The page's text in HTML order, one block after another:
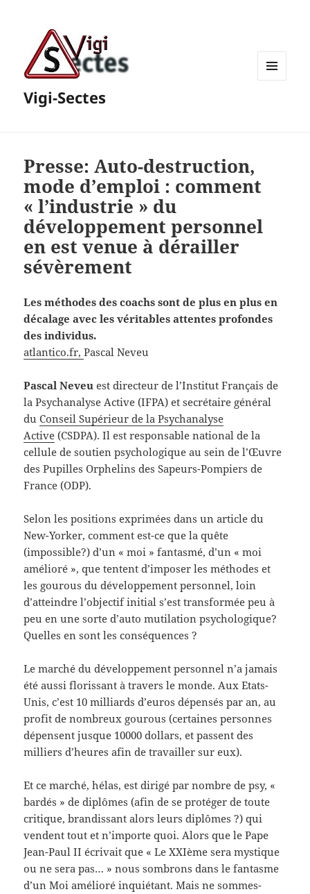
Vigi-Sectes
Presse: Auto-destruction,
mode d’emploi : comment
« l’industrie » du
développement personnel
en est venue à dérailler
sévèrement
Les méthodes des coachs sont de plus en plus en
décalage avec les véritables attentes profondes
des individus.
atlantico.fr,Pascal Neveu
Pascal Neveuest directeur de l’Institut Français de
la Psychanalyse Active (IFPA) et secrétaire général
duConseil Supérieur de la Psychanalyse
Active (CSDPA). Il est responsable national de la
cellule de soutien psychologique au sein de l’Œuvre
des Pupilles Orphelins des Sapeurs-Pompiers de
France (ODP).
Selon les positions exprimées dans un article du
New-Yorker, comment est-ce que la quête
(impossible?) d’un « moi » fantasmé, d’un « moi
amélioré », que tentent d’imposer les méthodes et
les gourous du développement personnel, loin
d’atteindre l’objectif initial s’est transformée peu à
peu en une sorte d’auto mutilation psychologique?
Quelles en sont les conséquences ?
Le marché du développement personnel n’a jamais
été aussi florissant à travers le monde. Aux Etats-
Unis, c’est 10 milliards d’euros dépensés par an, au
profit de nombreux gourous (certaines personnes
dépensent jusque 10000 dollars, et passent des
milliers d’heures afin de travailler sur eux).
Et ce marché, hélas, est dirigé par nombre de psy, «
bardés » de diplômes (afin de se protéger de toute
critique, brandissant alors leurs diplômes ?) qui
vendent tout et n’importe quoi. Alors que le Pape
Jean-Paul II écrivait que « Le XXIème sera mystique
ou ne sera pas… » nous sombrons dans le fantasme
d’un Moi amélioré inquiétant. Mais ne sommes-